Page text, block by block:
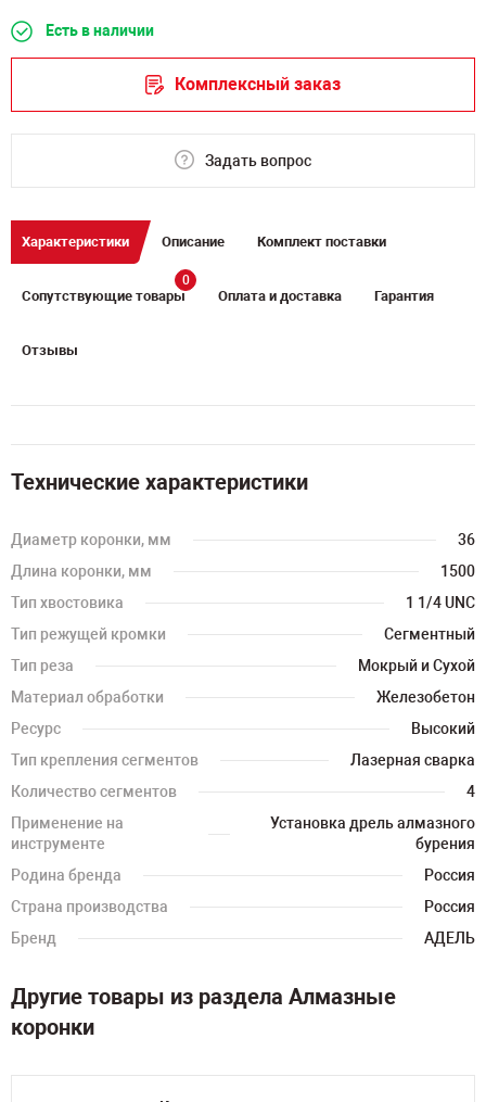
Есть в наличии
Комплексный заказ
Задать вопрос
Характеристики Описание Комплект поставки
Сопутствующие товары
0
Оплата и доставка Гарантия
Отзывы
Технические характеристики
Диаметр коронки, мм
36
Длина коронки, мм
1500
Тип хвостовика
1 1/4 UNC
Тип режущей кромки
Сегментный
Тип реза
Мокрый и Сухой
Материал обработки
Железобетон
Ресурс
Высокий
Тип крепления сегментов
Лазерная сварка
Количество сегментов
4
Применение на
инструменте
Установка дрель алмазного
бурения
Родина бренда
Россия
Страна производства
Россия
Бренд
АДЕЛЬ
Другие товары из раздела Алмазные
коронки